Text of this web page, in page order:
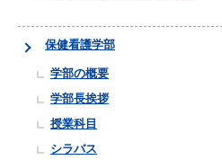
保健看護学部
学部の概要
学部長挨拶
授業科目
シラバス